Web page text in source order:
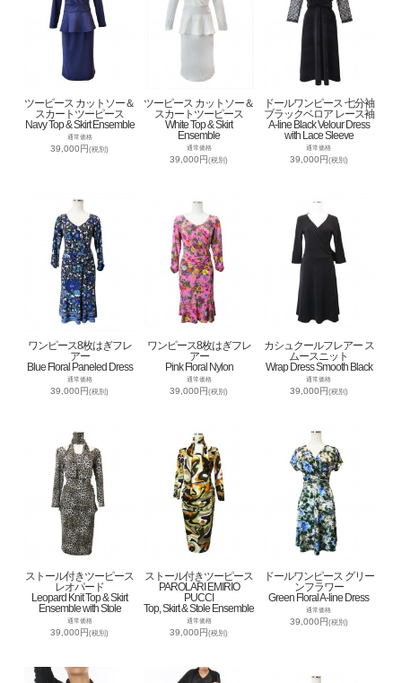
ツーピース カットソー＆
スカートツーピース
Navy Top & Skirt Ensemble
通常価格
39,000円(税別)
ツーピース カットソー＆
スカートツーピース
White Top & Skirt
Ensemble
通常価格
39,000円(税別)
ドールワンピース 七分袖
ブラックベロア レース袖
A-line Black Velour Dress
with Lace Sleeve
通常価格
39,000円(税別)
ワンピース8枚はぎフレ
アー
Blue Floral Paneled Dress
通常価格
39,000円(税別)
ワンピース8枚はぎフレ
アー
Pink Floral Nylon
通常価格
39,000円(税別)
カシュクールフレアー ス
ムースニット
Wrap Dress Smooth Black
通常価格
39,000円(税別)
ストール付きツーピース
レオパード
Leopard Knit Top & Skirt
Ensemble with Stole
通常価格
39,000円(税別)
ストール付きツーピース
PAROLARI EMIRIO
PUCCI
Top, Skirt & Stole Ensemble
通常価格
39,000円(税別)
ドールワンピース グリー
ンフラワー
Green Floral A-line Dress
通常価格
39,000円(税別)